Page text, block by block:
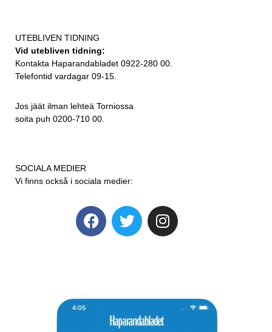
UTEBLIVEN TIDNING
Vid utebliven tidning:
Kontakta Haparandabladet 0922-280 00.
Telefontid vardagar 09-15.
Jos jäät ilman lehteä Torniossa
soita puh 0200-710 00.
SOCIALA MEDIER
Vi finns också i sociala medier: